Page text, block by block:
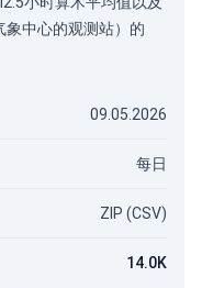
象中心的观测站）的
09.05.2026
每日
ZIP (CSV)
14.0K